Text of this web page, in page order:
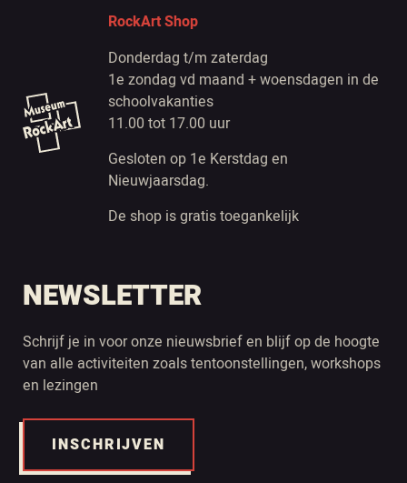
RockArt Shop
Donderdag t/m zaterdag
1e zondag vd maand + woensdagen in de
schoolvakanties
11.00 tot 17.00 uur
Gesloten op 1e Kerstdag en
Nieuwjaarsdag.
De shop is gratis toegankelijk
NEWSLETTER
Schrijf je in voor onze nieuwsbrief en blijf op de hoogte
van alle activiteiten zoals tentoonstellingen, workshops
en lezingen
INSCHRIJVEN